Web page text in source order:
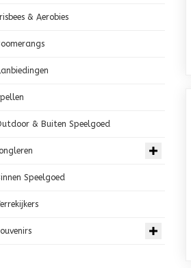
& Aerobies
& Buiten Speelgoed
Speelgoed